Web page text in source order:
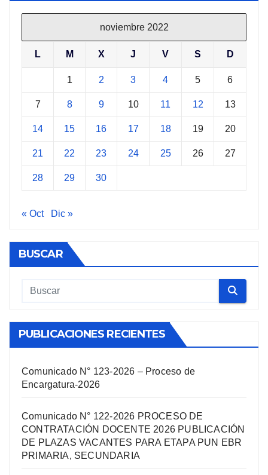
noviembre 2022
L M X J V S D
1 2 3 4 5 6
7 8 9 10 11 12 13
14 15 16 17 18 19 20
21 22 23 24 25 26 27
28 29 30
« Oct Dic »
BUSCAR
PUBLICACIONES RECIENTES
Comunicado N° 123-2026 – Proceso de
Encargatura-2026
Comunicado N° 122-2026 PROCESO DE
CONTRATACIÓN DOCENTE 2026 PUBLICACIÓN
DE PLAZAS VACANTES PARA ETAPA PUN EBR
PRIMARIA, SECUNDARIA